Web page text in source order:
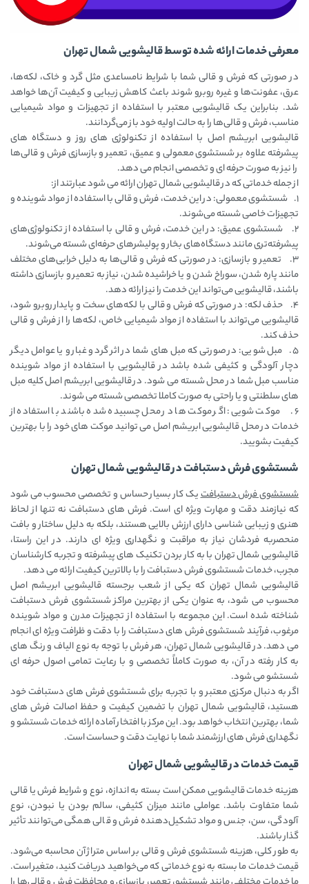
معرفی خدمات ارائه شده توسط قالیشویی شمال تهران
در صورتی که فرش و قالی شما با شرایط نامساعدی مثل گرد و خاک، لکه‌ها،
عرق، عفونت‌ها و غیره روبرو شوند باعث کاهش زیبایی و کیفیت آن‌ها خواهد
شد. بنابراین یک قالیشویی‌ معتبر با استفاده از تجهیزات و مواد شیمیایی
مناسب، فرش و قالی‌ها را به حالت اولیه خود باز می‌گردانند.
قالیشویی ابریشم اصل با استفاده از تکنولوژی های روز و دستگاه های
پیشرفته علاوه بر شستشوی معمولی و عمیق، تعمیر و بازسازی فرش و قالی‌ها
را نیز به صورت حرفه ای و تخصصی انجام می دهد.
از جمله خدماتی که در قالیشویی شمال تهران ارائه می شود عبارتند از:
1. شستشوی معمولی: در این خدمت، فرش و قالی با استفاده از مواد شوینده و
تجهیزات خاصی شسته می‌شوند.
2. شستشوی عمیق: در این خدمت، فرش و قالی با استفاده از تکنولوژی‌های
پیشرفته‌تری مانند دستگاه‌های بخار و پولیشرهای حرفه‌ای شسته می‌شوند.
3. تعمیر و بازسازی: در صورتی که فرش و قالی‌ها به دلیل خرابی‌های مختلف
مانند پاره شدن، سوراخ شدن و یا خراشیده شدن، نیاز به تعمیر و بازسازی داشته
باشند، قالیشویی می‌تواند این خدمت را نیز ارائه دهد.
4. حذف لکه: در صورتی که فرش و قالی با لکه‌های سخت و پایدار روبرو شود،
قالیشویی می‌تواند با استفاده از مواد شیمیایی خاص، لکه‌ها را از فرش و قالی
حذف کند.
5. مبل شویی: در صورتی که مبل های شما در اثر گرد و غبار و یا عوامل دیگر
دچار آلودگی و کثیفی شده باشد در قالیشویی با استفاده از مواد شوینده
مناسب مبل شما در محل شسته می شود. در قالیشویی ابریشم اصل کلیه مبل
های سلطنتی و یا راحتی به صورت کاملا تخصصی شسته می شوند.
6. موکت شویی: اگر موکت ها در محل چسبیده شده باشند با استفاده از
خدمات در محل قالیشویی ابریشم اصل می توانید موکت های خود را با بهترین
کیفیت بشویید.
شستشوی فرش دستبافت در قالیشویی شمال تهران
شستشوی فرش دستبافتیک کار بسیار حساس و تخصصی محسوب می شود
که نیازمند دقت و مهارت ویژه ‌ای است. فرش ‌های دستبافت نه تنها از لحاظ
هنری و زیبایی شناسی دارای ارزش بالایی هستند، بلکه به دلیل ساختار و بافت
منحصربه‌ فردشان نیاز به مراقبت و نگهداری ویژه ‌ای دارند. در این راستا،
قالیشویی شمال تهران با به کار بردن تکنیک ‌های پیشرفته و تجربه کارشناسان
مجرب، خدمات شستشوی فرش دستبافت را با بالاترین کیفیت ارائه می ‌دهد.
قالیشویی شمال تهران که یکی از شعب برجسته قالیشویی ابریشم اصل
محسوب می ‌شود، به عنوان یکی از بهترین مراکز شستشوی فرش دستبافت
شناخته شده است. این مجموعه با استفاده از تجهیزات مدرن و مواد شوینده
مرغوب، فرآیند شستشوی فرش ‌های دستبافت را با دقت و ظرافت ویژه‌ ای انجام
می ‌دهد. در قالیشویی شمال تهران، هر فرش با توجه به نوع الیاف و رنگ ‌های
به کار رفته در آن، به صورت کاملاً تخصصی و با رعایت تمامی اصول حرفه ‌ای
شستشو می ‌شود.
اگر به دنبال مرکزی معتبر و با تجربه برای شستشوی فرش‌ های دستبافت خود
هستید، قالیشویی شمال تهران با تضمین کیفیت و حفظ اصالت فرش ‌های
شما، بهترین انتخاب خواهد بود. این مرکز با افتخار آماده ارائه خدمات شستشو و
نگهداری فرش ‌های ارزشمند شما با نهایت دقت و حساست است.
قیمت خدمات در قالیشویی شمال تهران
هزینه خدمات قالیشویی ممکن است بسته به اندازه، نوع و شرایط فرش یا قالی
شما متفاوت باشد. عواملی مانند میزان کثیفی، سالم بودن یا نبودن، نوع
آلودگی، سن، جنس و مواد تشکیل‌دهنده فرش و قالی همگی می‌توانند تأثیر
گذار باشند.
به طور کلی، هزینه شستشوی فرش و قالی بر اساس متراژ آن محاسبه می‌شود.
قیمت خدمات ما بسته به نوع خدماتی که می‌خواهید دریافت کنید، متغیر است.